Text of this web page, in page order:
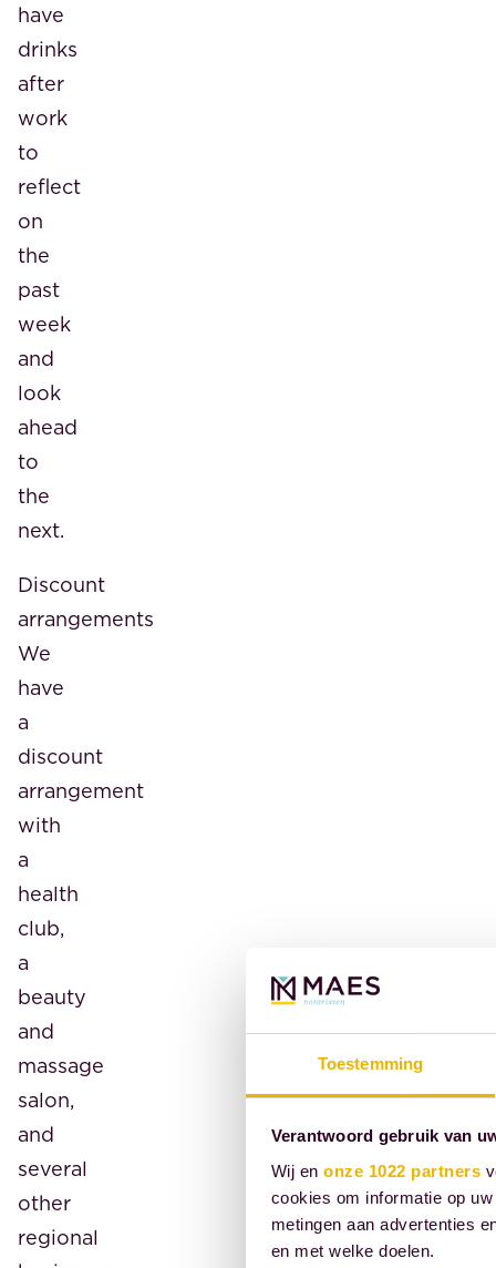
Toestemming
Verantwoord gebruik van
Wij en onze 1022 partners
cookies om informatie op
metingen aan advertenties
en met welke doelen.
have
drinks
after
work
to
reflect
on
the
past
week
and
look
ahead
to
the
next.
Discount
arrangements
We
have
a
discount
arrangement
with
a
health
club,
a
beauty
and
massage
salon,
and
several
other
regional